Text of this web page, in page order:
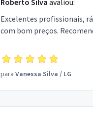
Roberto Silva avaliou:
Excelentes profissionais,
com bom preços.
para Vanessa Silva / LG